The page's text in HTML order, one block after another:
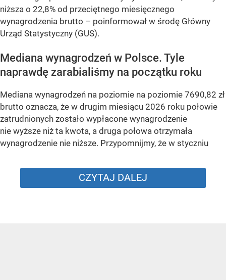
niższa o 22,8% od przeciętnego miesięcznego
wynagrodzenia brutto – poinformował w środę Główny
Urząd Statystyczny (GUS).
Mediana wynagrodzeń w Polsce. Tyle
naprawdę zarabialiśmy na początku roku
Mediana wynagrodzeń na poziomie na poziomie 7690,82 zł
brutto oznacza, że w drugim miesiącu 2026 roku połowie
zatrudnionych zostało wypłacone wynagrodzenie
nie wyższe niż ta kwota, a druga połowa otrzymała
wynagrodzenie nie niższe. Przypomnijmy, że w styczniu
CZYTAJ DALEJ